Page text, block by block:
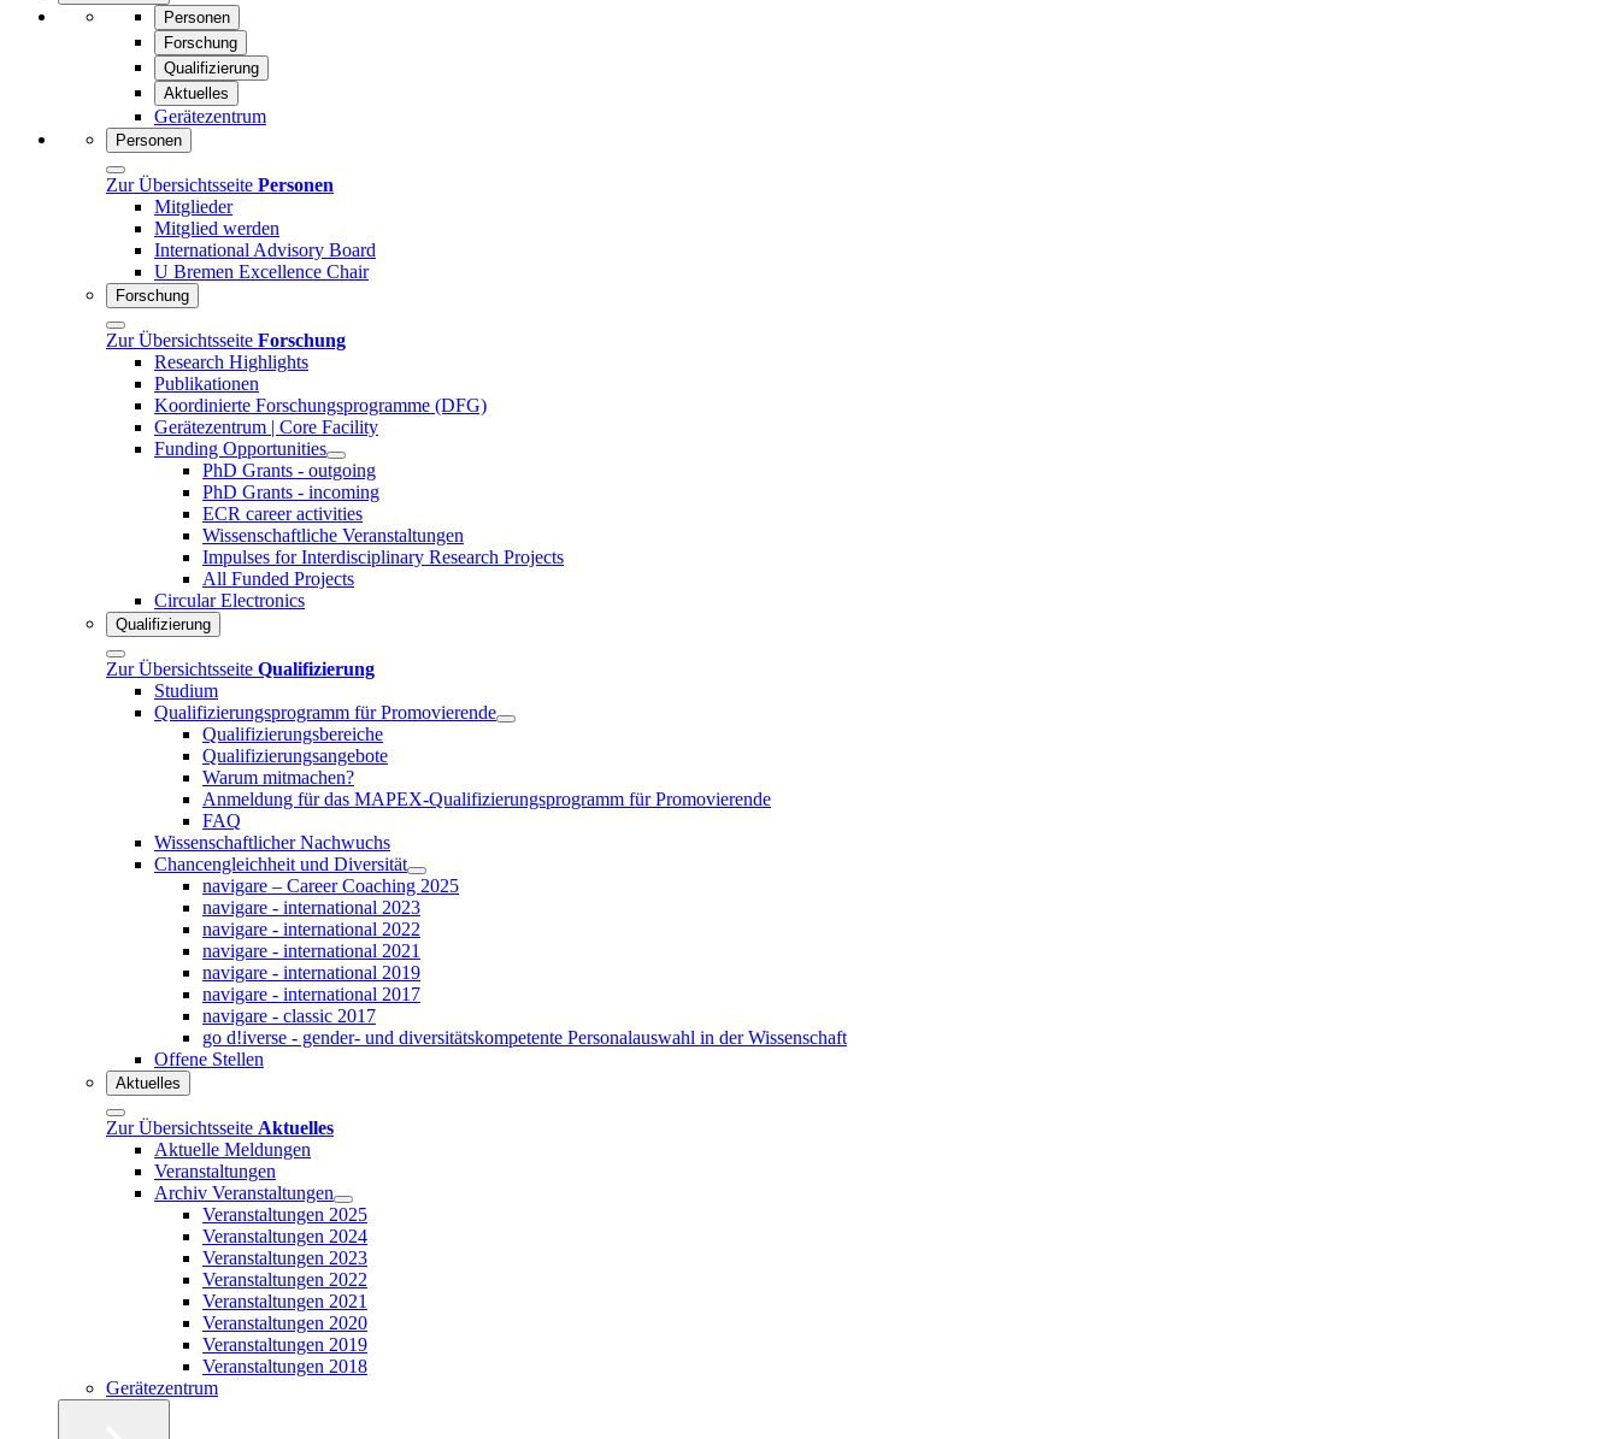
Personen
Forschung
Qualifizierung
Aktuelles
Gerätezentrum
Personen
Zur Übersichtsseite Personen
Mitglieder
Mitglied werden
International Advisory Board
U Bremen Excellence Chair
Forschung
Zur Übersichtsseite Forschung
Research Highlights
Publikationen
Koordinierte Forschungsprogramme (DFG)
Gerätezentrum | Core Facility
Funding Opportunities
PhD Grants - outgoing
PhD Grants - incoming
ECR career activities
Wissenschaftliche Veranstaltungen
Impulses for Interdisciplinary Research Projects
All Funded Projects
Circular Electronics
Qualifizierung
Zur Übersichtsseite Qualifizierung
Studium
Qualifizierungsprogramm für Promovierende
Qualifizierungsbereiche
Qualifizierungsangebote
Warum mitmachen?
Anmeldung für das MAPEX-Qualifizierungsprogramm für Promovierende
FAQ
Wissenschaftlicher Nachwuchs
Chancengleichheit und Diversität
navigare – Career Coaching 2025
navigare - international 2023
navigare - international 2022
navigare - international 2021
navigare - international 2019
navigare - international 2017
navigare - classic 2017
go d!iverse - gender- und diversitätskompetente Personalauswahl in der Wissenschaft
Offene Stellen
Aktuelles
Zur Übersichtsseite Aktuelles
Aktuelle Meldungen
Veranstaltungen
Archiv Veranstaltungen
Veranstaltungen 2025
Veranstaltungen 2024
Veranstaltungen 2023
Veranstaltungen 2022
Veranstaltungen 2021
Veranstaltungen 2020
Veranstaltungen 2019
Veranstaltungen 2018
Gerätezentrum